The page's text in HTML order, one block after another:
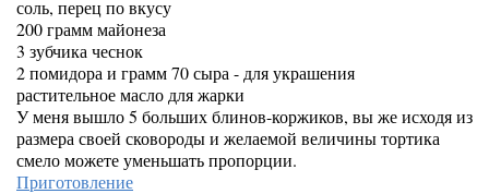
соль, перец по вкусу
200 грамм майонеза
3 зубчика чеснок
2 помидора и грамм 70 сыра - для украшения
растительное масло для жарки
У меня вышло 5 больших блинов-коржиков, вы же исходя из
размера своей сковороды и желаемой величины тортика
смело можете уменьшать пропорции.
Приготовление